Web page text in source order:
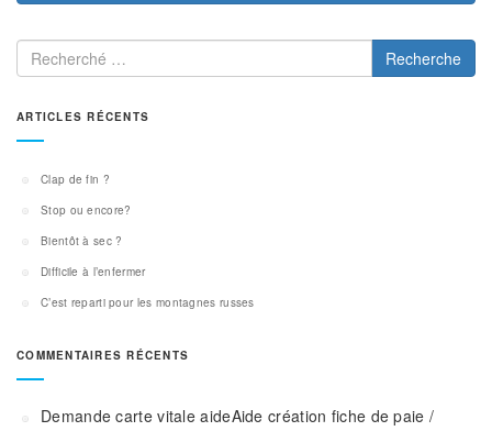
Recherche
ARTICLES RÉCENTS
Clap de fin ?
Stop ou encore?
Bientôt à sec ?
Difficile à l’enfermer
C’est reparti pour les montagnes russes
COMMENTAIRES RÉCENTS
Demande carte vitale aideAide création fiche de paie /